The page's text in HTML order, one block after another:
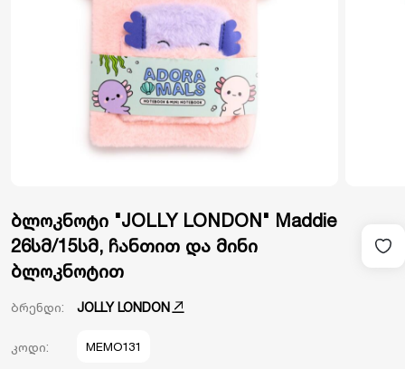
ბლოკნოტი "JOLLY LONDON" Maddie
26სმ/15სმ, ჩანთით და მინი
ბლოკნოტით
ბრენდი: JOLLY LONDON
კოდი: MEMO131